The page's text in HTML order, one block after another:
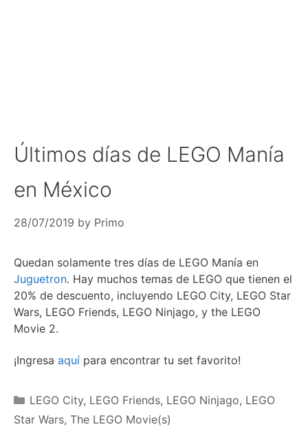
Últimos días de LEGO Manía
en México
28/07/2019 by Primo
Quedan solamente tres días de LEGO Manía en
Juguetron. Hay muchos temas de LEGO que tienen el
20% de descuento, incluyendo LEGO City, LEGO Star
Wars, LEGO Friends, LEGO Ninjago, y the LEGO
Movie 2.
¡Ingresa aquí para encontrar tu set favorito!
Categories
LEGO City, LEGO Friends, LEGO Ninjago, LEGO
Star Wars, The LEGO Movie(s)